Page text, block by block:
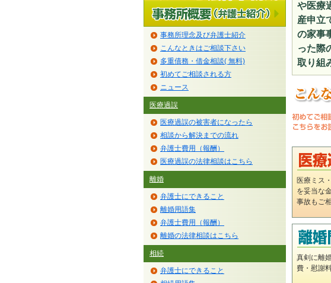
や医療
産申立
の家事
った際
取り組
医療ミス
を妥当な
事故もご
真剣に離
費・慰謝
事務所理念及び弁護士紹介
こんなときはご相談下さい
多重債務・借金相談( 無料)
初めてご相談される方
ニュース
医療過誤
医療過誤の被害者になったら
相談から解決までの流れ
弁護士費用（報酬）
医療過誤の法律相談はこちら
離婚
弁護士にできること
離婚用語集
弁護士費用（報酬）
離婚の法律相談はこちら
相続
弁護士にできること